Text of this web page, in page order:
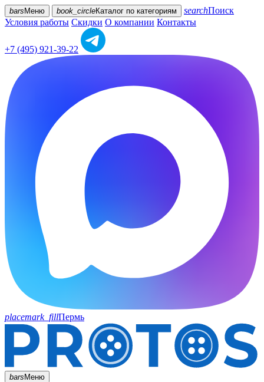
bars Меню book_circleКаталог по категориям searchПоиск
Условия работы Скидки О компании Контакты
+7 (495) 921-39-22
placemark_fillПермь
barsМеню